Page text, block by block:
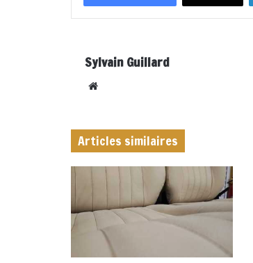
Sylvain Guillard
Articles similaires